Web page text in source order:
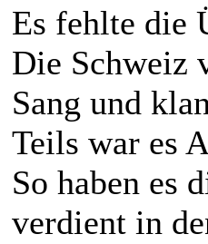
Es fehlte die
Die Schweiz
Sang und
Teils war es
So haben es
verdient in